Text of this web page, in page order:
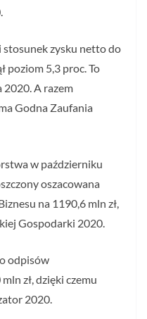
stosunek zysku netto do
poziom 5,3 proc. To
2020. A razem
Godna Zaufania
w październiku
oszacowana
na 1190,6 mln zł,
Gospodarki 2020.
odpisów
zł, dzięki czemu
2020.